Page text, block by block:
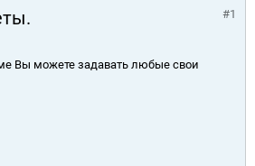
#1
Вы можете задавать любые свои